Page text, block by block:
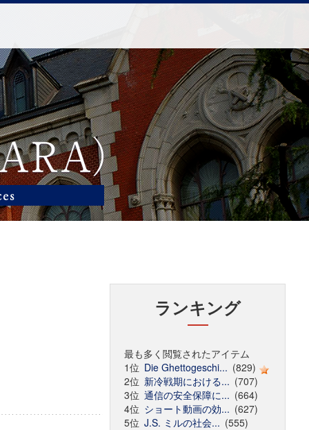
ランキング
最も多く閲覧されたアイテム
1位 Die Ghettogeschi... (829)
2位 新冷戦期における... (707)
3位 通信の安全保障に... (664)
4位 ショート動画の効... (627)
5位 J.S. ミルの社会... (555)